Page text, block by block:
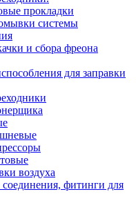
прокладки
системы
и сбора фреона
для заправки
воздуха
фитинги для